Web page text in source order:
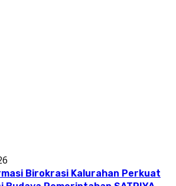
Birokrasi Kalurahan Perkuat